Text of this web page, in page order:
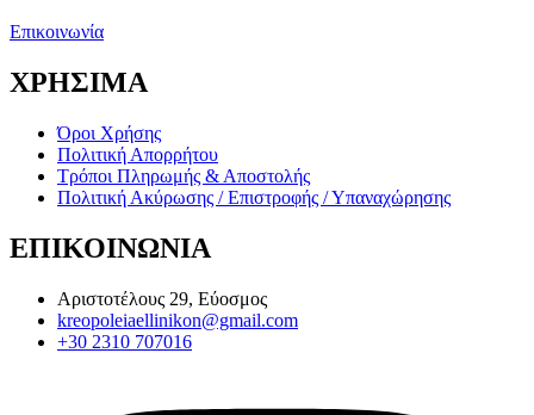
Επικοινωνία
ΧΡΗΣΙΜΑ
Όροι Χρήσης
Πολιτική Απορρήτου
Τρόποι Πληρωμής & Αποστολής
Πολιτική Ακύρωσης / Επιστροφής / Υπαναχώρησης
ΕΠΙΚΟΙΝΩΝΙΑ
Αριστοτέλους 29, Εύοσμος
kreopoleiaellinikon@gmail.com
+30 2310 707016